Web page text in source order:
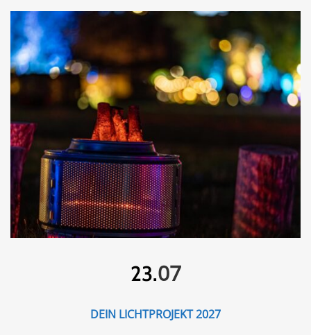
23.07
DEIN LICHTPROJEKT 2027